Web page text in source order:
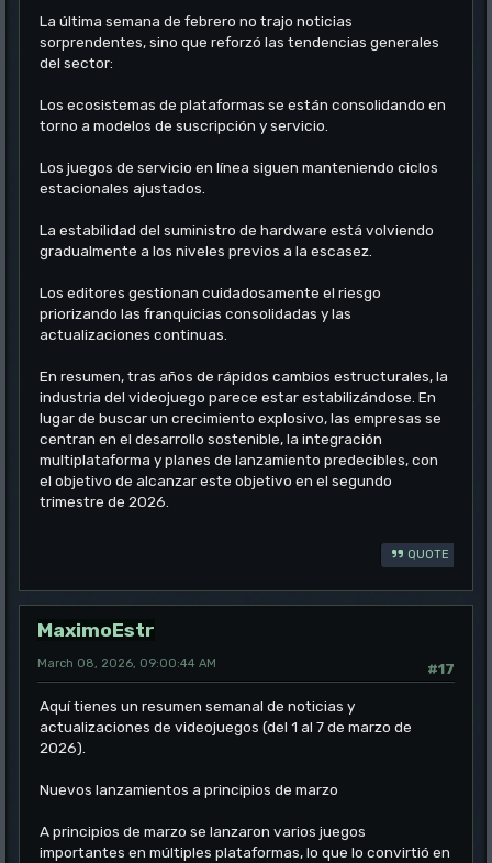
La última semana de febrero no trajo noticias
sorprendentes, sino que reforzó las tendencias generales
del sector:
Los ecosistemas de plataformas se están consolidando en
torno a modelos de suscripción y servicio.
Los juegos de servicio en línea siguen manteniendo ciclos
estacionales ajustados.
La estabilidad del suministro de hardware está volviendo
gradualmente a los niveles previos a la escasez.
Los editores gestionan cuidadosamente el riesgo
priorizando las franquicias consolidadas y las
actualizaciones continuas.
En resumen, tras años de rápidos cambios estructurales, la
industria del videojuego parece estar estabilizándose. En
lugar de buscar un crecimiento explosivo, las empresas se
centran en el desarrollo sostenible, la integración
multiplataforma y planes de lanzamiento predecibles, con
el objetivo de alcanzar este objetivo en el segundo
trimestre de 2026.
QUOTE
MaximoEstr
#17
March 08, 2026, 09:00:44 AM
Aquí tienes un resumen semanal de noticias y
actualizaciones de videojuegos (del 1 al 7 de marzo de
2026).
Nuevos lanzamientos a principios de marzo
A principios de marzo se lanzaron varios juegos
importantes en múltiples plataformas, lo que lo convirtió en